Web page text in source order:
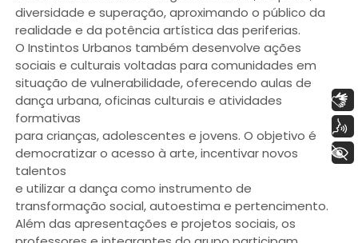
diversidade e superação, aproximando o público da
realidade e da potência artística das periferias.
O Instintos Urbanos também desenvolve ações
sociais e culturais voltadas para comunidades em
situação de vulnerabilidade, oferecendo aulas de
dança urbana, oficinas culturais e atividades
formativas
para crianças, adolescentes e jovens. O objetivo é
democratizar o acesso à arte, incentivar novos
talentos
e utilizar a dança como instrumento de
transformação social, autoestima e pertencimento.
Além das apresentações e projetos sociais, os
Libras
+ Acessibilidade